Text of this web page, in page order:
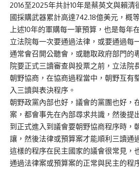
2016至2025年共計10年是蔡英文與賴
國採購武器累計高達742.18億美元，概
上述10年的軍購每一筆預算，也是每年
立法院每一次要通過法律，或要通過每
通常會召開公聽會，或聽取政府部門的
院要正式三讀審查與投票之前，立法院
朝野協商，在協商過程當中，朝野互有
入三讀與表決程序。
朝野政黨內部也好，議會的黨團也好，
案，都會事先在內部尋求共識，然後提
到正式進入到議會要朝野協商程序時，
讓，然後法律或預算案才能順利三讀通
這樣的程序在民主國家的議會很常見，
通過法律案或預算案的正常與民主的程